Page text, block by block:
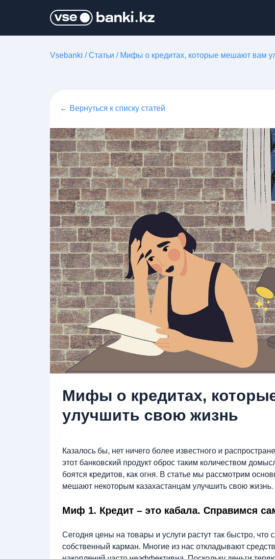
Vsebanki /Статьи / Мифы о кредитах, которые мешают вам
← Вернуться к списку статей
Мифы о кредитах,
улучшить свою жизнь
Казалось бы, нет ничего более известного и
этот банковский продукт оброс таким количеством
боятся кредитов, как огня. В статье мы рассмотрим
мешают некоторым казахастанцам улучшить свою жизнь.
Миф 1. Кредит – это кабала. Справимся
Сегодня цены на товары и услуги растут так быстро, что
собственный карман. Многие из нас откладывают